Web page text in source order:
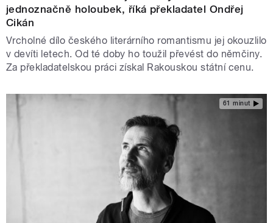
jednoznačně holoubek, říká překladatel Ondřej
Cikán
Vrcholné dílo českého literárního romantismu jej okouzlilo
v devíti letech. Od té doby ho toužil převést do němčiny.
Za překladatelskou práci získal Rakouskou státní cenu.
61 minut